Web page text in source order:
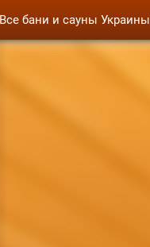
Все бани и сауны Украины